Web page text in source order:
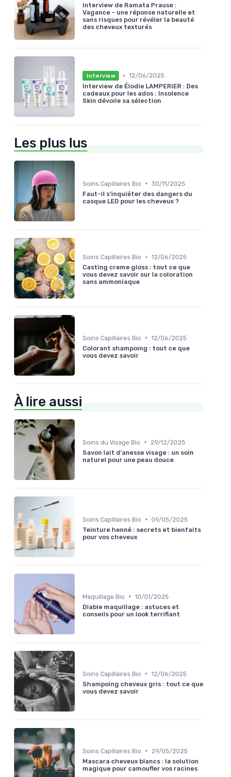
Interview de Ramata Prause :
Vagance - une réponse naturelle et
sans risques pour révéler la beauté
des cheveux texturés
Interview • 12/06/2025
Interview de Élodie LAMPERIER : Des
cadeaux pour les ados : Insolence
Skin dévoile sa sélection
Les plus lus
Soins Capillaires Bio • 30/11/2025
Faut-il s’inquiéter des dangers du
casque LED pour les cheveux ?
Soins Capillaires Bio • 12/06/2025
Casting creme gloss : tout ce que
vous devez savoir sur la coloration
sans ammoniaque
Soins Capillaires Bio • 12/06/2025
Colorant shampoing : tout ce que
vous devez savoir
À lire aussi
Soins du Visage Bio •
29/12/2025
Savon lait d'anesse visage : un soin
naturel pour une peau douce
Soins Capillaires Bio • 09/05/2025
Teinture henné : secrets et bienfaits
pour vos cheveux
Maquillage Bio • 10/01/2025
Diable maquillage : astuces et
conseils pour un look terrifiant
Soins Capillaires Bio • 12/06/2025
Shampoing cheveux gris : tout ce que
vous devez savoir
Soins Capillaires Bio •
29/05/2025
Mascara cheveux blancs : la solution
magique pour camoufler vos racines